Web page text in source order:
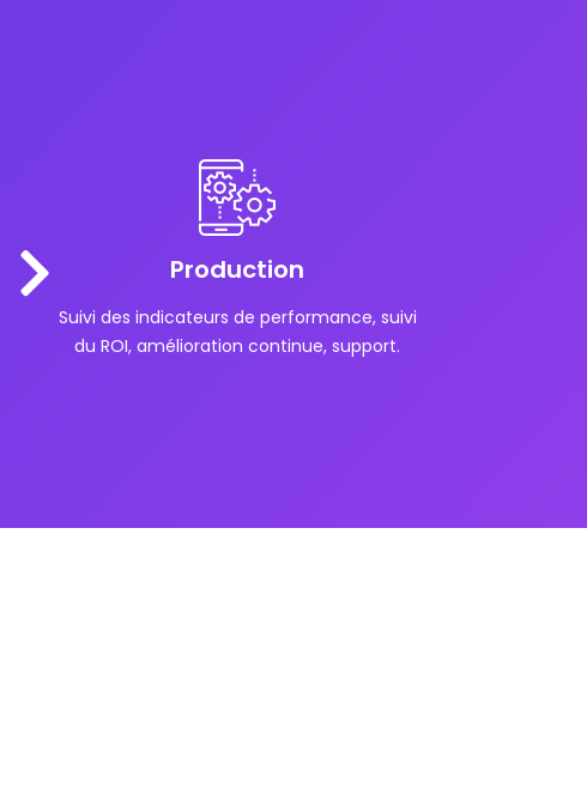
Production
Suivi des indicateurs de performance, suivi
du ROI, amélioration continue, support.